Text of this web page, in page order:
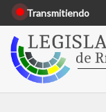
Transmitiendo